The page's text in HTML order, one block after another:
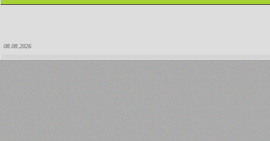
08.08.2026